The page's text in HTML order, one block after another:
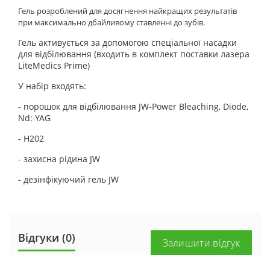
Гель розроблений для досягнення найкращих результатів
при максимально дбайливому ставленні до зубів.
Гель активується за допомогою спеціальної насадки
для відбілювання (входить в комплект поставки лазера
LiteMedics Prime)
У набір входять:
- порошок для відбілювання JW-Power Bleaching, Diode,
Nd: YAG
- H202
- захисна рідина JW
- дезінфікуючий гель JW
Відгуки (0) Залишити відгук